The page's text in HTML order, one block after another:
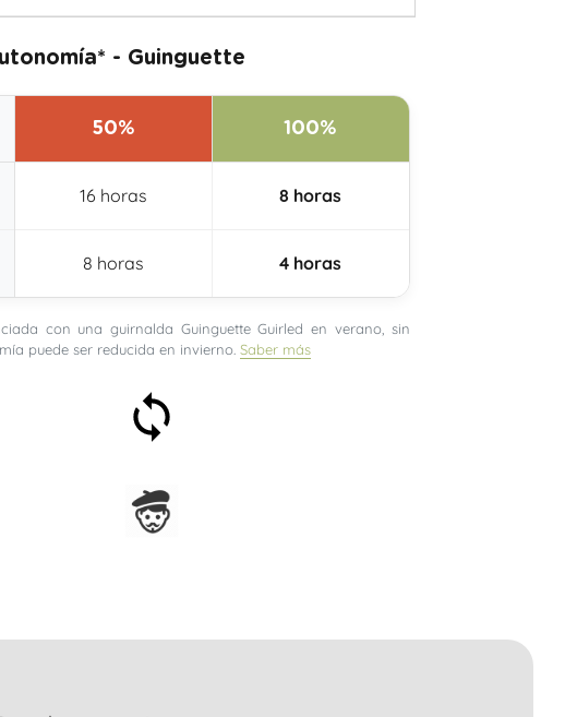
- Guinguette
50% 100%
16 horas 8 horas
8 horas 4 horas
con una guirnalda Guinguette Guirled en verano, sin
puede ser reducida en invierno. Saber más